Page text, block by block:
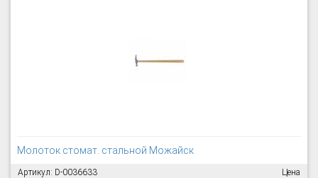
Молоток стомат. стальной Можайск
Артикул: D-0036633
Цена